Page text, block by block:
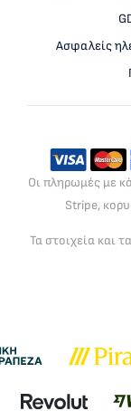
Ασφαλείς
Οι πληρωμές με
Stripe,
Τα στοιχεία και